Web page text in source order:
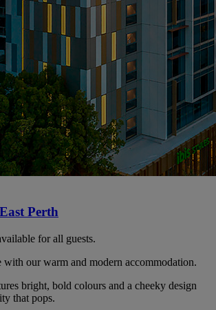
Perth
for all guests.
with our warm and modern accommodation.
bright, bold colours and a cheeky design
that pops.